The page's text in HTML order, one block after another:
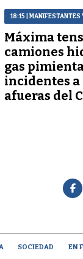
18:15 |
Máxima
camiones
gas
incidentes a
afueras del
SOCIEDAD EN